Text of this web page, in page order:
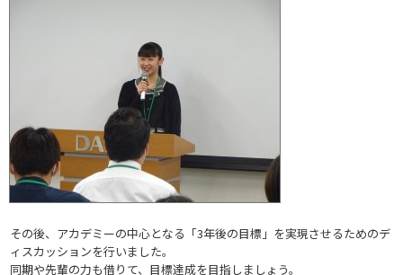
その後、アカデミーの中心となる「3年後の目標」を実現させるためのデ
ィスカッションを行いました。
同期や先輩の力も借りて、目標達成を目指しましょう。